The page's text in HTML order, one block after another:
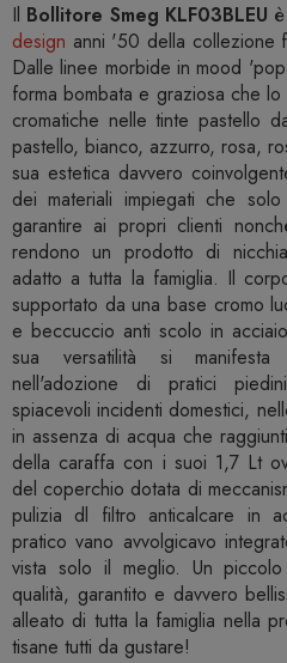
Il Bollitore Smeg KLF03BLEU
design anni '50 della collezione
Dalle linee morbide in mood
forma bombata e graziosa che
cromatiche nelle tinte pastello
pastello, bianco, azzurro, rosa,
sua estetica davvero
dei materiali impiegati che
garantire ai propri clienti
rendono un prodotto di
adatto a tutta la famiglia. Il
supportato da una base cromo
e beccuccio anti scolo in
sua versatilità si manifesta
nell'adozione di pratici
spiacevoli incidenti domestici,
in assenza di acqua che
della caraffa con i suoi 1,7 Lt
del coperchio dotata di
pulizia dl filtro anticalcare in
pratico vano avvolgicavo
vista solo il meglio. Un
qualità, garantito e davvero
alleato di tutta la famiglia nella
tisane tutti da gustare!